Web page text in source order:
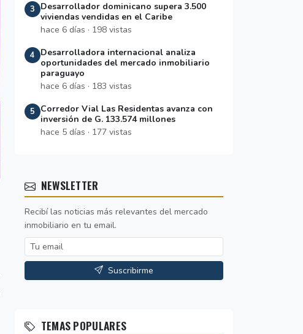
3
Desarrollador dominicano supera 3.500
viviendas vendidas en el Caribe
hace 6 días · 198 vistas
4
Desarrolladora internacional analiza
oportunidades del mercado inmobiliario
paraguayo
hace 6 días · 183 vistas
5
Corredor Vial Las Residentas avanza con
inversión de G. 133.574 millones
hace 5 días · 177 vistas
NEWSLETTER
Recibí las noticias más relevantes del mercado
inmobiliario en tu email.
Suscribirme
TEMAS POPULARES